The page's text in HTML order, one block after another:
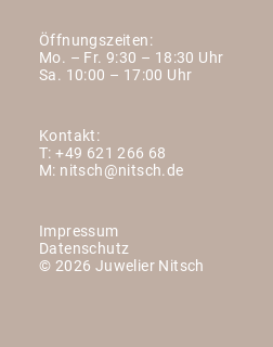
Öffnungszeiten:
Mo. – Fr. 9:30 – 18:30 Uhr
Sa. 10:00 – 17:00 Uhr
Kontakt:
T:+49 621 266 68
M: nitsch@nitsch.de
Impressum
Datenschutz
© 2026 Juwelier Nitsch